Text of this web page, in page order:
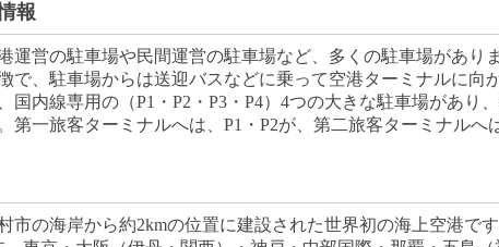
報
運営の駐車場や民間運営の駐車場など、多くの駐車場があり
で、駐車場からは送迎バスなどに乗って空港ターミナルに向
国内線専用の（P1・P2・P3・P4）4つの大きな駐車場があり
第一旅客ターミナルへは、P1・P2が、第二旅客ターミナルへ
市の海岸から約2kmの位置に建設された世界初の海上空港で